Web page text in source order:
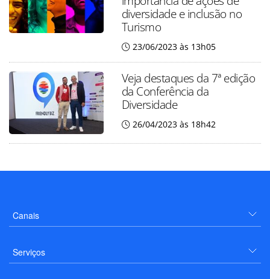
diversidade e inclusão no
Turismo
23/06/2023 às 13h05
Veja destaques da 7ª edição
da Conferência da
Diversidade
26/04/2023 às 18h42
Canais
Serviços